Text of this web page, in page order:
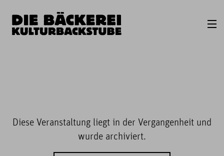
Diese Veranstaltung liegt in der Vergangenheit und
wurde archiviert.